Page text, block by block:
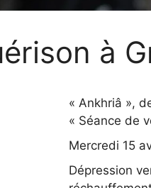
à
« Ankhriâ »,
« Séance de
Mercredi 15
Dépression